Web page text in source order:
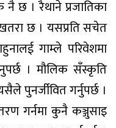
नै छ । रैथाने प्रजातिका
छ । यसप्रति सचेत
गाम्ले परिवेशमा
। मौलिक सँस्कृति
पुनर्जीवित गर्नुपर्छ ।
गर्नमा कुनै कञ्जुसाइ